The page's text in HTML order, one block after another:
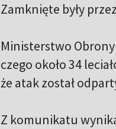
Zamknięte były
Ministerstwo
czego około 34
że atak został
Z komunikatu